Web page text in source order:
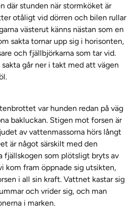
där stunden när stormköket är
otåligt vid dörren och bilen rullar
västerut känns nästan som en
sakta tornar upp sig i horisonten,
och fjällbjörkarna som tar vid.
går ner i takt med att vägen
var hunden redan på väg
bakluckan. Stigen mot forsen är
av vattenmassorna hörs långt
är något särskilt med den
fjällskogen som plötsligt bryts av
kom fram öppnade sig utsikten,
i all sin kraft. Vattnet kastar sig
och vrider sig, och man
i marken.